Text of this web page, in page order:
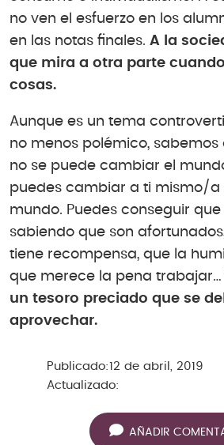
no ven el esfuerzo en los
en las notas finales. A la
que mira a otra parte
cosas.
Aunque es un tema
no menos polémico,
no se puede cambiar el
puedes cambiar a ti mismo/a
mundo. Puedes conseguir
sabiendo que son
tiene recompensa, que la
que merece la pena trabajar…
un tesoro preciado que se
aprovechar.
Publicado:12 de abril, 2019
Actualizado:
AÑADIR